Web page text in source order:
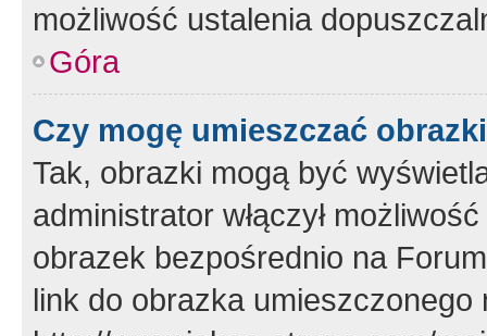
możliwość ustalenia
Góra
Czy mogę umieszczać
Tak, obrazki mogą być
administrator włączył
obrazek bezpośrednio na
link do obrazka